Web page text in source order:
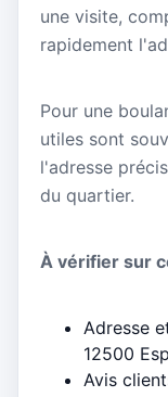
une visite,
rapidement
Pour une
utiles sont
l'adresse
du quartier.
À vérifier sur
Adresse
12500
Avis